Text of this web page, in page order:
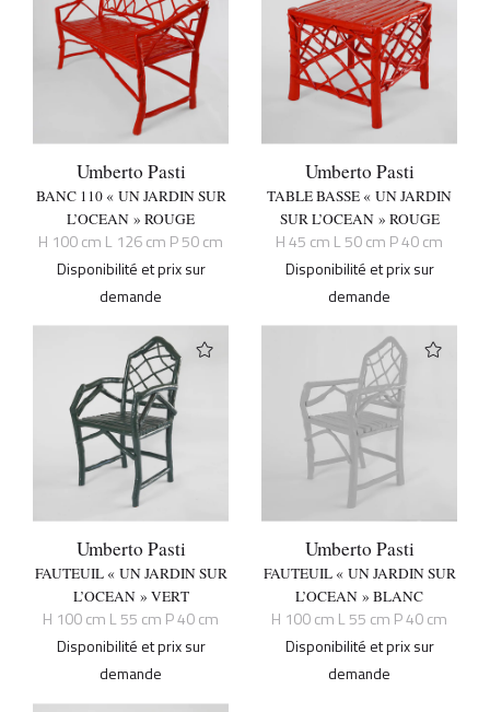
Umberto Pasti
BANC 110 « UN JARDIN SUR
L’OCEAN » ROUGE
H 100 cm L 126 cm P 50 cm
Disponibilité et prix sur
demande
Umberto Pasti
TABLE BASSE « UN JARDIN
SUR L’OCEAN » ROUGE
H 45 cm L 50 cm P 40 cm
Disponibilité et prix sur
demande
Umberto Pasti
FAUTEUIL « UN JARDIN SUR
L’OCEAN » VERT
H 100 cm L 55 cm P 40 cm
Disponibilité et prix sur
demande
Umberto Pasti
FAUTEUIL « UN JARDIN SUR
L’OCEAN » BLANC
H 100 cm L 55 cm P 40 cm
Disponibilité et prix sur
demande